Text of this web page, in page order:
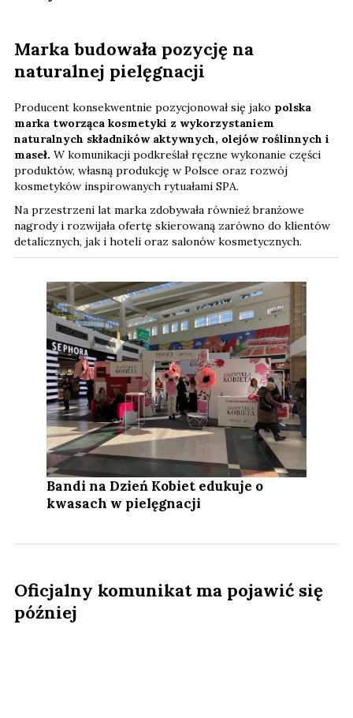
Marka budowała pozycję na
naturalnej pielęgnacji
Producent konsekwentnie pozycjonował się jako polska
marka tworząca kosmetyki z wykorzystaniem
naturalnych składników aktywnych, olejów roślinnych i
maseł. W komunikacji podkreślał ręczne wykonanie części
produktów, własną produkcję w Polsce oraz rozwój
kosmetyków inspirowanych rytuałami SPA.
Na przestrzeni lat marka zdobywała również branżowe
nagrody i rozwijała ofertę skierowaną zarówno do klientów
detalicznych, jak i hoteli oraz salonów kosmetycznych.
Bandi na Dzień Kobiet edukuje o
kwasach w pielęgnacji
Oficjalny komunikat ma pojawić się
później